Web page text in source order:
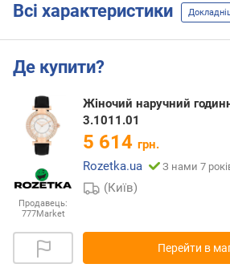
Всі характеристики
Де купити?
Продавець:
777Market
Жіночий наручний
3.1011.01
5 614 грн.
Rozetka.ua
З нами 7
(Київ)
Перейти в